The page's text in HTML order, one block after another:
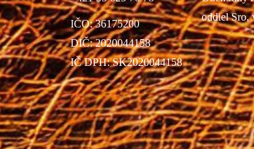
IČO: 36175200
DIČ: 2020044158
IČ DPH: SK2020044158
oddiel Sro,